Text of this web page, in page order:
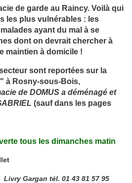
de garde au Raincy. Voilà qui
les plus vulnérables : les
ayant du mal à se
dont on devrait chercher à
maintien à domicile !
sont reportées sur la
" à Rosny-sous-Bois,
de DOMUS a déménagé et
(sauf dans les pages
tous les dimanches matin
Gargan tél. 01 43 81 57 95